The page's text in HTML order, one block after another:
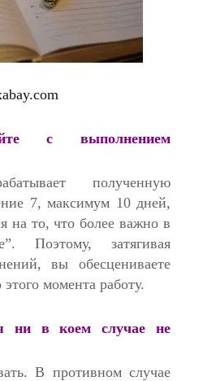
с выполнением
полученную
7, максимум 10 дней,
на то, что более важно в
Поэтому, затягивая
вы обесцениваете
момента работу.
ни в коем случае не
В противном случае